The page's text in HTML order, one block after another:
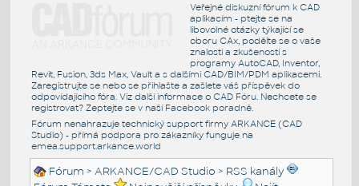
Veřejné diskuzní fórum k CAD
aplikacím - ptejte se na
libovolné otázky týkající se
oboru CAx, podělte se o vaše
znalosti a zkušenosti s
programy AutoCAD, Inventor,
Revit, Fusion, 3ds Max, Vault a s dalšími CAD/BIM/PDM aplikacemi.
Zaregistrujte se nebo se přihlašte a zašlete váš příspěvek do
odpovídajícího fóra. Viz další informace o CAD Fóru. Nechcete se
registrovat? Zeptejte se v naší Facebook poradně.
Fórum nenahrazuje technický support firmy ARKANCE (CAD
Studio) - přímá podpora pro zákazníky funguje na
emea.support.arkance.world
Fórum >ARKANCE/CAD Studio > RSS kanály